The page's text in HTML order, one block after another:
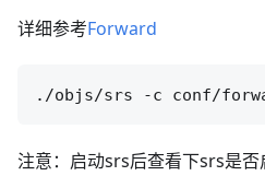
详细参考Forward
注意：启动srs后查看下srs是